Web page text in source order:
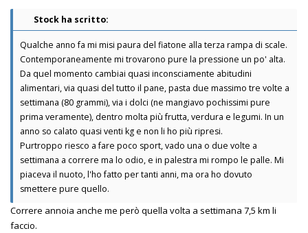
Stock ha scritto:
Qualche anno fa mi misi paura del fiatone alla terza rampa di scale.
Contemporaneamente mi trovarono pure la pressione un po' alta.
Da quel momento cambiai quasi inconsciamente abitudini
alimentari, via quasi del tutto il pane, pasta due massimo tre volte a
settimana (80 grammi), via i dolci (ne mangiavo pochissimi pure
prima veramente), dentro molta più frutta, verdura e legumi. In un
anno so calato quasi venti kg e non li ho più ripresi.
Purtroppo riesco a fare poco sport, vado una o due volte a
settimana a correre ma lo odio, e in palestra mi rompo le palle. Mi
piaceva il nuoto, l'ho fatto per tanti anni, ma ora ho dovuto
smettere pure quello.
Correre annoia anche me però quella volta a settimana 7,5 km li
faccio.